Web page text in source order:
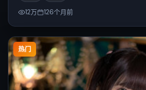
12万 126个月前
热门